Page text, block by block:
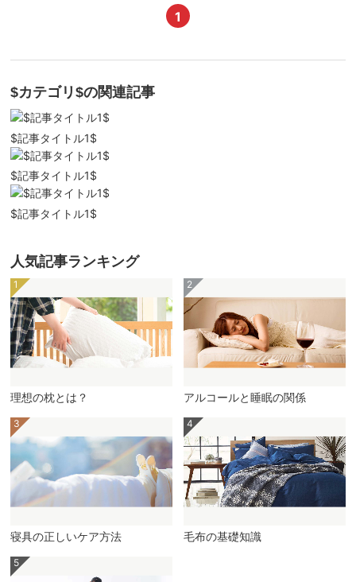
1
$カテゴリ$の関連記事
$記事タイトル1$
$記事タイトル1$
$記事タイトル1$
人気記事ランキング
理想の枕とは？ アルコールと睡眠の関係
寝具の正しいケア方法 毛布の基礎知識